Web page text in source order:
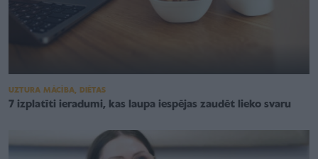
UZTURA MĀCĪBA, DIĒTAS
7 izplatīti ieradumi, kas laupa iespējas zaudēt lieko svaru